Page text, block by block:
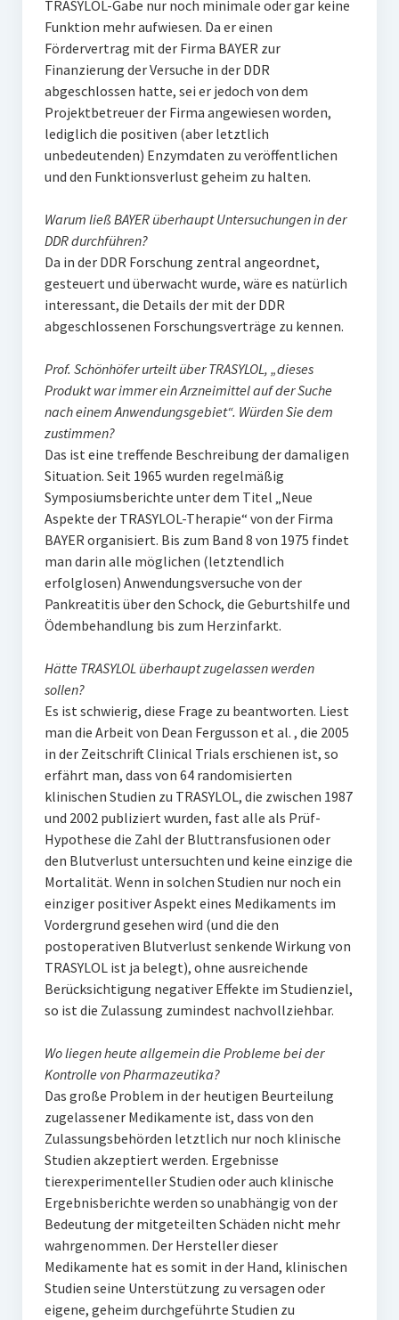
TRASYLOL-Gabe nur noch minimale oder gar keine
Funktion mehr aufwiesen. Da er einen
Fördervertrag mit der Firma BAYER zur
Finanzierung der Versuche in der DDR
abgeschlossen hatte, sei er jedoch von dem
Projektbetreuer der Firma angewiesen worden,
lediglich die positiven (aber letztlich
unbedeutenden) Enzymdaten zu veröffentlichen
und den Funktionsverlust geheim zu halten.
Warum ließ BAYER überhaupt Untersuchungen in der
DDR durchführen?
Da in der DDR Forschung zentral angeordnet,
gesteuert und überwacht wurde, wäre es natürlich
interessant, die Details der mit der DDR
abgeschlossenen Forschungsverträge zu kennen.
Prof. Schönhöfer urteilt über TRASYLOL, „dieses
Produkt war immer ein Arzneimittel auf der Suche
nach einem Anwendungsgebiet“. Würden Sie dem
zustimmen?
Das ist eine treffende Beschreibung der damaligen
Situation. Seit 1965 wurden regelmäßig
Symposiumsberichte unter dem Titel „Neue
Aspekte der TRASYLOL-Therapie“ von der Firma
BAYER organisiert. Bis zum Band 8 von 1975 findet
man darin alle möglichen (letztendlich
erfolglosen) Anwendungsversuche von der
Pankreatitis über den Schock, die Geburtshilfe und
Ödembehandlung bis zum Herzinfarkt.
Hätte TRASYLOL überhaupt zugelassen werden
sollen?
Es ist schwierig, diese Frage zu beantworten. Liest
man die Arbeit von Dean Fergusson et al. , die 2005
in der Zeitschrift Clinical Trials erschienen ist, so
erfährt man, dass von 64 randomisierten
klinischen Studien zu TRASYLOL, die zwischen 1987
und 2002 publiziert wurden, fast alle als Prüf-
Hypothese die Zahl der Bluttransfusionen oder
den Blutverlust untersuchten und keine einzige die
Mortalität. Wenn in solchen Studien nur noch ein
einziger positiver Aspekt eines Medikaments im
Vordergrund gesehen wird (und die den
postoperativen Blutverlust senkende Wirkung von
TRASYLOL ist ja belegt), ohne ausreichende
Berücksichtigung negativer Effekte im Studienziel,
so ist die Zulassung zumindest nachvollziehbar.
Wo liegen heute allgemein die Probleme bei der
Kontrolle von Pharmazeutika?
Das große Problem in der heutigen Beurteilung
zugelassener Medikamente ist, dass von den
Zulassungsbehörden letztlich nur noch klinische
Studien akzeptiert werden. Ergebnisse
tierexperimenteller Studien oder auch klinische
Ergebnisberichte werden so unabhängig von der
Bedeutung der mitgeteilten Schäden nicht mehr
wahrgenommen. Der Hersteller dieser
Medikamente hat es somit in der Hand, klinischen
Studien seine Unterstützung zu versagen oder
eigene, geheim durchgeführte Studien zu